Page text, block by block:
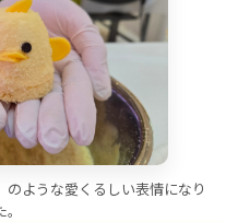
ような愛くるしい表情になり